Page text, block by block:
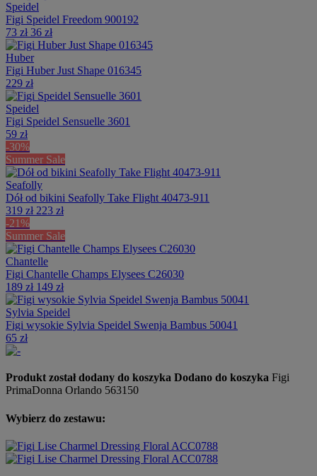
Speidel
Figi Speidel Freedom 900192
73 zł 36 zł
Huber
Figi Huber Just Shape 016345
229 zł
Speidel
Figi Speidel Sensuelle 3601
59 zł
-30%
Summer Sale
Seafolly
Dół od bikini Seafolly Take Flight 40473-911
319 zł 223 zł
-21%
Summer Sale
Chantelle
Figi Chantelle Champs Elysees C26030
189 zł 149 zł
Sylvia Speidel
Figi wysokie Sylvia Speidel Swenja Bambus 50041
65 zł
Produkt został dodany do koszyka Dodano do koszyka Figi
PrimaDonna Orlando 563150
Wybierz do zestawu: